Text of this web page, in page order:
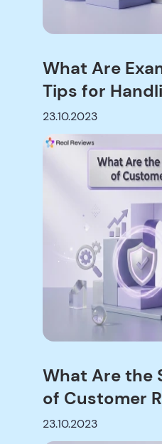
What Are
Tips for
Reviews?
23.10.2023
What Are the
of Customer
23.10.2023